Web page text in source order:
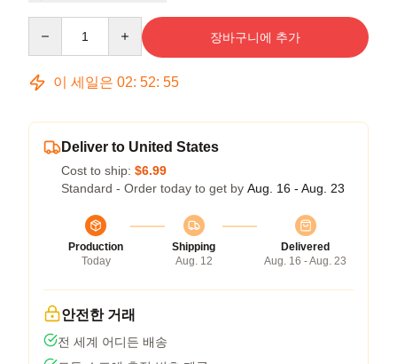
장바구니에 추가
이 세일은 02: 52: 54
Deliver to United States
Cost to ship: $6.99
Standard - Order today to get by Aug. 16 - Aug. 23
Production
Today
Shipping
Aug. 12
Delivered
Aug. 16 - Aug. 23
안전한 거래
전 세계 어디든 배송